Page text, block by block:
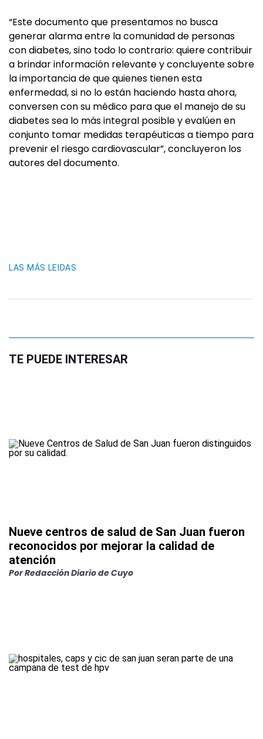
“Este documento que presentamos no busca
generar alarma entre la comunidad de personas
con diabetes, sino todo lo contrario: quiere contribuir
a brindar información relevante y concluyente sobre
la importancia de que quienes tienen esta
enfermedad, si no lo están haciendo hasta ahora,
conversen con su médico para que el manejo de su
diabetes sea lo más integral posible y evalúen en
conjunto tomar medidas terapéuticas a tiempo para
prevenir el riesgo cardiovascular”, concluyeron los
autores del documento.
LAS MÁS LEIDAS
TE PUEDE INTERESAR
Nueve centros de salud de San Juan fueron
reconocidos por mejorar la calidad de
atención
PorRedacción Diario de Cuyo